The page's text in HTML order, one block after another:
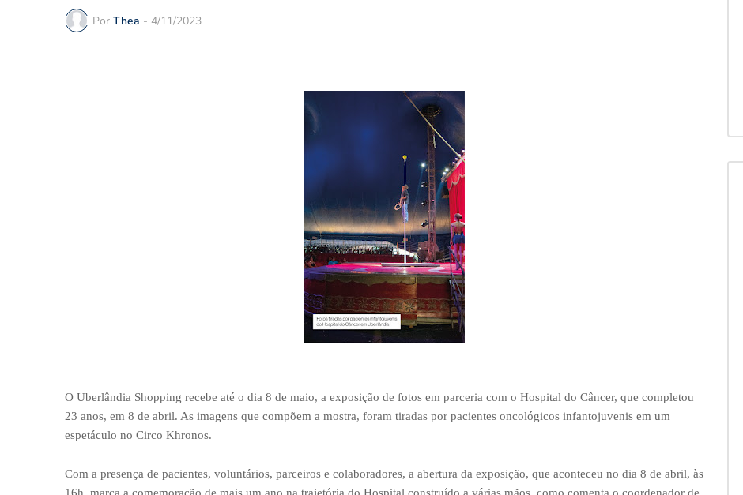
Por Thea - 4/11/2023
O Uberlândia Shopping recebe até o dia 8 de maio, a exposição de fotos em parceria com o Hospital do Câncer, que completou
23 anos, em 8 de abril. As imagens que compõem a mostra, foram tiradas por pacientes oncológicos infantojuvenis em um
espetáculo no Circo Khronos.
Com a presença de pacientes, voluntários, parceiros e colaboradores, a abertura da exposição, que aconteceu no dia 8 de abril, às